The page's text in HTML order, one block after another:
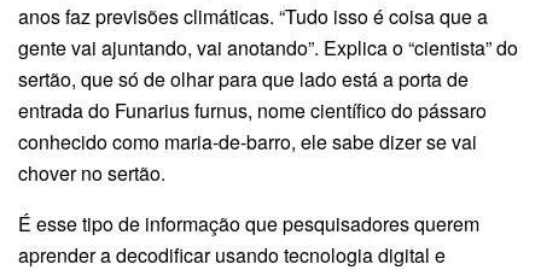
anos faz previsões climáticas. “Tudo isso é coisa que a
gente vai ajuntando, vai anotando”. Explica o “cientista” do
sertão, que só de olhar para que lado está a porta de
entrada do Funarius furnus, nome científico do pássaro
conhecido como maria-de-barro, ele sabe dizer se vai
chover no sertão.
É esse tipo de informação que pesquisadores querem
aprender a decodificar usando tecnologia digital e